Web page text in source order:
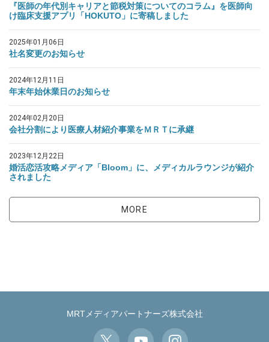
『医師の年代別キャリアと節税対策についてのコラム』を医師向
け臨床支援アプリ「HOKUTO」に寄稿しました
2025年01月06日
社名変更のお知らせ
2024年12月11日
年末年始休業日のお知らせ
2024年02月20日
会社分割により医療人材紹介事業をＭＲＴに承継
2023年12月22日
婚活恋活攻略メディア「Bloom」に、メディカルラウンジが紹介
されました
MORE
MRTメディアパートナーズ株式会社